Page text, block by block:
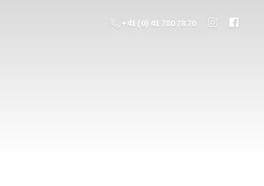
+41 (0) 41 780 78 70